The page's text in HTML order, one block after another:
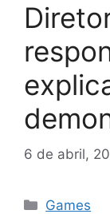
6 de abril,
Categorias
Games